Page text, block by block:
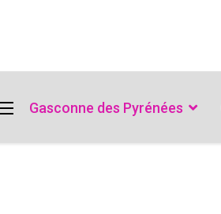
Gasconne des Pyrénées